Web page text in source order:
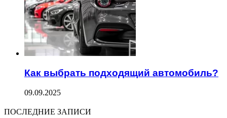
Как выбрать подходящий автомобиль?
09.09.2025
ПОСЛЕДНИЕ ЗАПИСИ